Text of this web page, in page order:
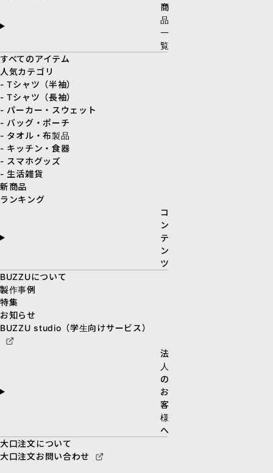
商
品
一
覧
すべてのアイテム
人気カテゴリ
- Tシャツ（半袖）
- Tシャツ（長袖）
- パーカー・スウェット
- バッグ・ポーチ
- タオル・布製品
- キッチン・食器
- スマホグッズ
- 生活雑貨
新商品
ランキング
コ
ン
テ
ン
ツ
BUZZUについて
製作事例
特集
お知らせ
BUZZU studio（学生向けサービス）
法
人
の
お
客
様
へ
大口注文について
大口注文お問い合わせ